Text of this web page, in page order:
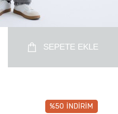
SEPETE EKLE
%50 İNDİRİM